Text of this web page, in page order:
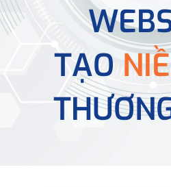
TẠO